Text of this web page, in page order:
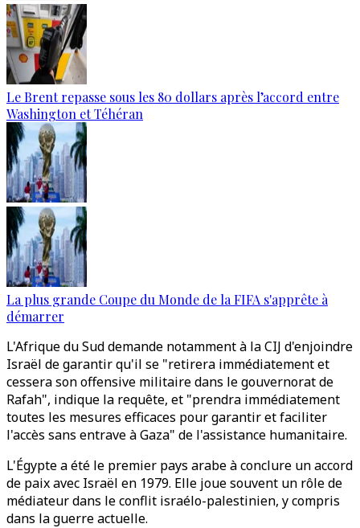
Le Brent repasse sous les 80 dollars après l’accord entre
Washington et Téhéran
La plus grande Coupe du Monde de la FIFA s'apprête à
démarrer
L'Afrique du Sud demande notamment à la CIJ d'enjoindre
Israël de garantir qu'il se "retirera immédiatement et
cessera son offensive militaire dans le gouvernorat de
Rafah", indique la requête, et "prendra immédiatement
toutes les mesures efficaces pour garantir et faciliter
l'accès sans entrave à Gaza" de l'assistance humanitaire.
L'Égypte a été le premier pays arabe à conclure un accord
de paix avec Israël en 1979. Elle joue souvent un rôle de
médiateur dans le conflit israélo-palestinien, y compris
dans la guerre actuelle.